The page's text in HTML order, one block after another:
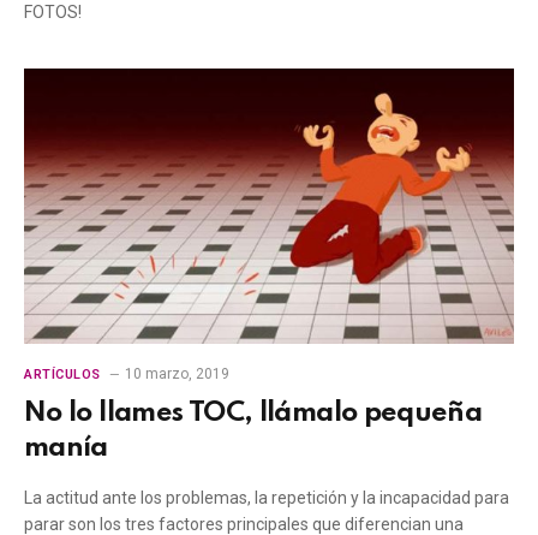
FOTOS!
ARTÍCULOS 10 marzo, 2019
No lo llames TOC, llámalo pequeña
manía
La actitud ante los problemas, la repetición y la incapacidad para
parar son los tres factores principales que diferencian una